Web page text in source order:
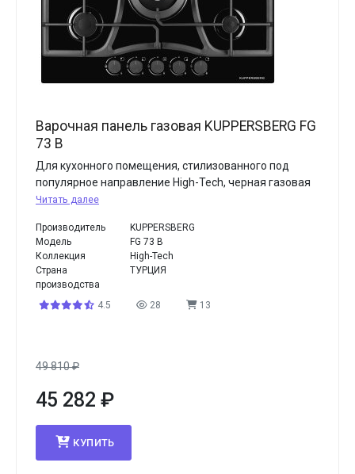
Варочная панель газовая KUPPERSBERG FG
73 B
Для кухонного помещения, стилизованного под
популярное направление High-Tech, черная газовая
Читать далее
Производитель
KUPPERSBERG
Модель
FG 73 B
Коллекция
High-Tech
Страна
производства
ТУРЦИЯ
4.5 28 13
49 810₽
45 282 ₽
КУПИТЬ